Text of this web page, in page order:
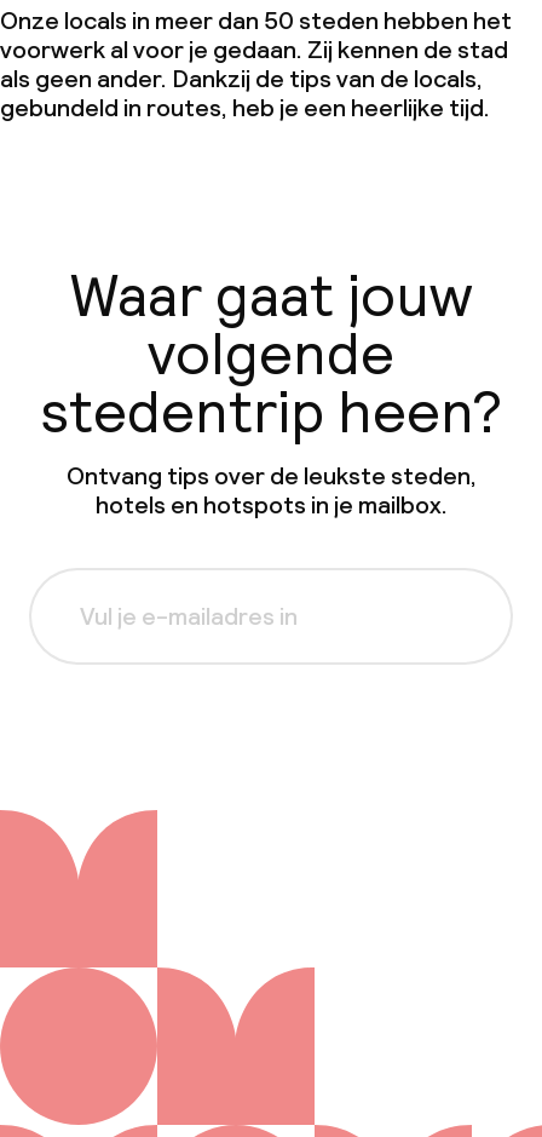
Onze locals in meer dan 50 steden hebben het
voorwerk al voor je gedaan. Zij kennen de stad
als geen ander. Dankzij de tips van de locals,
gebundeld in routes, heb je een heerlijke tijd.
Waar gaat jouw
volgende
stedentrip heen?
Ontvang tips over de leukste steden,
hotels en hotspots in je mailbox.